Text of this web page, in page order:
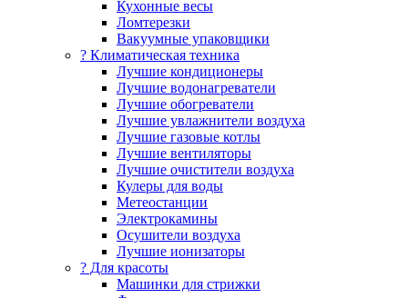
Кухонные весы
Ломтерезки
Вакуумные упаковщики
?️ Климатическая техника
Лучшие кондиционеры
Лучшие водонагреватели
Лучшие обогреватели
Лучшие увлажнители воздуха
Лучшие газовые котлы
Лучшие вентиляторы
Лучшие очистители воздуха
Кулеры для воды
Метеостанции
Электрокамины
Осушители воздуха
Лучшие ионизаторы
? Для красоты
Машинки для стрижки